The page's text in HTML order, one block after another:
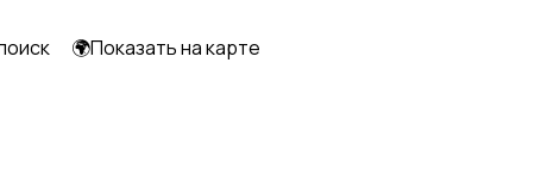
🌍Показать на карте